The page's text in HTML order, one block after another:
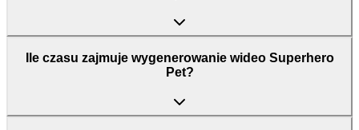
Ile czasu zajmuje wygenerowanie wideo Superhero
Pet?